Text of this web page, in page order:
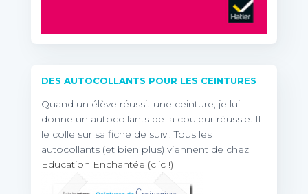
DES AUTOCOLLANTS POUR LES CEINTURES
Quand un élève réussit une ceinture, je lui
donne un autocollants de la couleur réussie. Il
le colle sur sa fiche de suivi. Tous les
autocollants (et bien plus) viennent de chez
Education Enchantée (clic !)